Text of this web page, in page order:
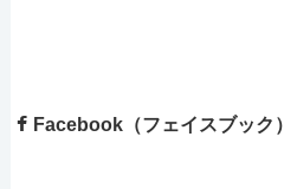
Facebook（フェイスブック）